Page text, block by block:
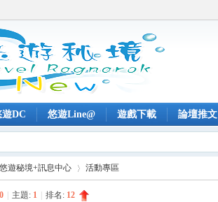
遊DC 悠遊Line@ 遊戲下載 論壇推文
遊秘境+訊息中心 活動專區
0 主題: 1 排名: 12